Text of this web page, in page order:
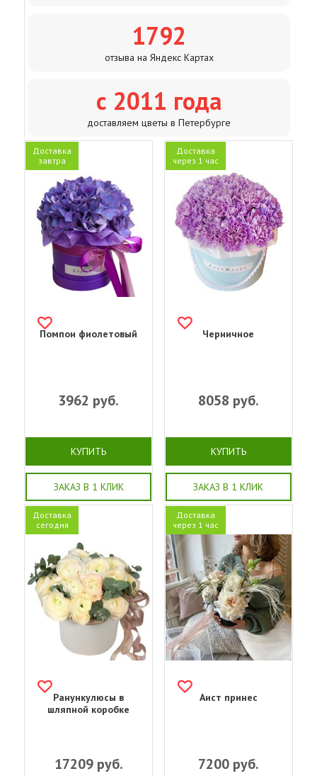
1792
отзыва на Яндекс Картах
с 2011 года
доставляем цветы в Петербурге
Доставка
завтра
Помпон фиолетовый
3962 руб.
КУПИТЬ
ЗАКАЗ В 1 КЛИК
Доставка
через 1 час
Черничное
8058 руб.
КУПИТЬ
ЗАКАЗ В 1 КЛИК
Доставка
сегодня
Ранункулюсы в
шляпной коробке
17209руб.
Доставка
через 1 час
Аист принес
7200руб.